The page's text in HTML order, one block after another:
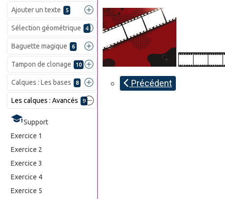
Ajouter un texte 5
Sélection géométrique 4
Baguette magique 6
Tampon de clonage 10
Calques : Les bases 8
Les calques : Avancés 9
Support
Exercice 1
Exercice 2
Exercice 3
Exercice 4
Exercice 5
Précédent